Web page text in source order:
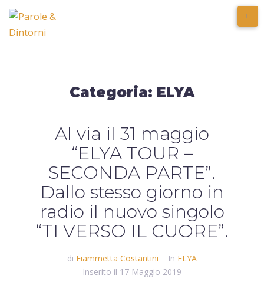
Categoria: ELYA
Al via il 31 maggio
“ELYA TOUR –
SECONDA PARTE”.
Dallo stesso giorno in
radio il nuovo singolo
“TI VERSO IL CUORE”.
di Fiammetta Costantini In ELYA
Inserito il 17 Maggio 2019